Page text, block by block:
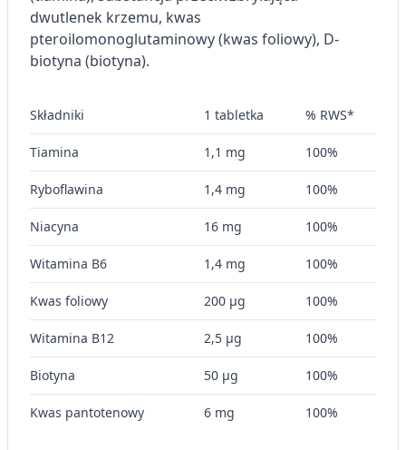
dwutlenek krzemu, kwas
pteroilomonoglutaminowy (kwas foliowy), D-
biotyna (biotyna).
Składniki 1 tabletka % RWS*
Tiamina 1,1 mg 100%
Ryboflawina 1,4 mg 100%
Niacyna 16 mg 100%
Witamina B6 1,4 mg 100%
Kwas foliowy 200 µg 100%
Witamina B12 2,5 µg 100%
Biotyna 50 µg 100%
Kwas pantotenowy 6 mg 100%
Rozumienie odbiorców dzięki statystyce lub
kombinacji danych z różnych źródeł
Rozwój i ulepszanie usług
wyboru treści
Funkcje specjalne IAB:
Użycie dokładnych danych
geolokalizacyjnych
Identyfikowanie urządzeń na podstawie
aktywnie żądanych informacji
Cele przetwarzania inne niż IAB:
Niezbędne
Wydajność (Performance)
Reklama / śledzenie